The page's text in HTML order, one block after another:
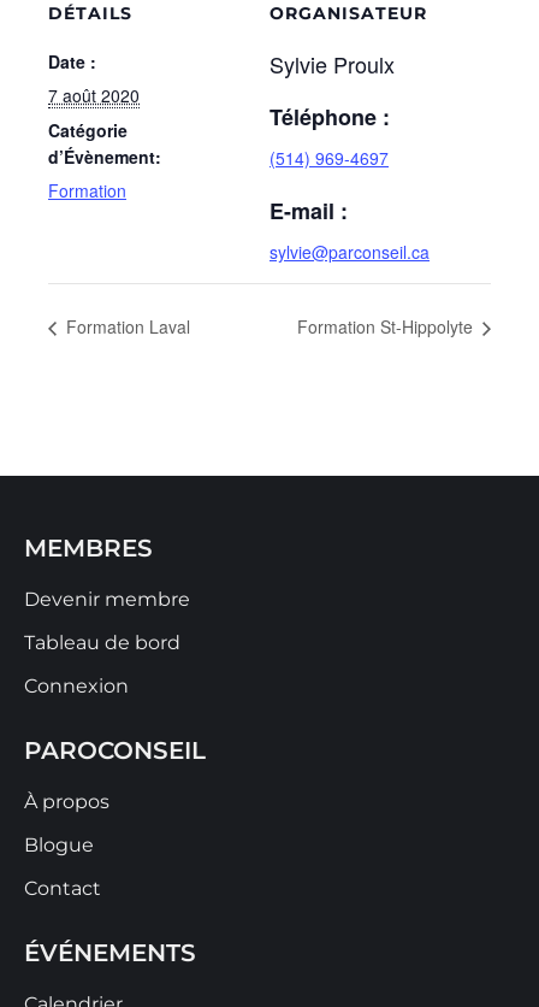
DÉTAILS
Date :
7 août 2020
Catégorie
d’Évènement:
Formation
ORGANISATEUR
Sylvie Proulx
Téléphone :
(514) 969-4697
E-mail :
sylvie@parconseil.ca
Formation Laval Formation St-Hippolyte
MEMBRES
Devenir membre
Tableau de bord
Connexion
PAROCONSEIL
À propos
Blogue
Contact
ÉVÉNEMENTS